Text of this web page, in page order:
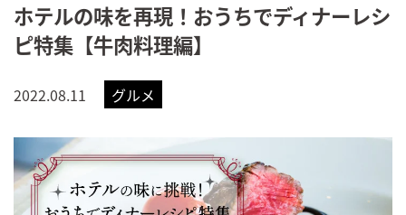
ホテルの味を再現！おうちでディナーレシ
ピ特集【牛肉料理編】
2022.08.11 グルメ